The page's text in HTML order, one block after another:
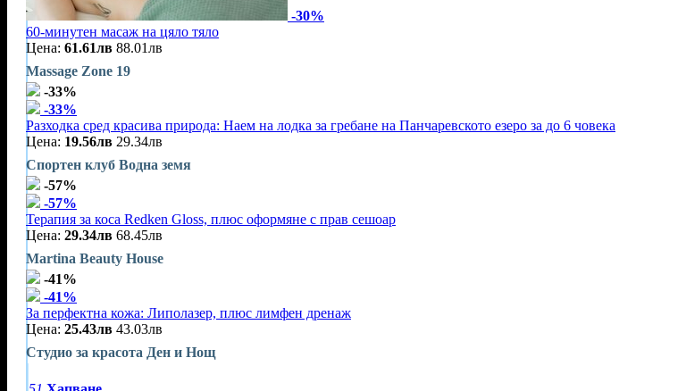
-30%
60-минутен масаж на цяло тяло
Цена: 61.61лв 88.01лв
Massage Zone 19
-33%
-33%
Разходка сред красива природа: Наем на лодка за гребане на Панчаревското езеро за до 6 човека
Цена: 19.56лв 29.34лв
Спортен клуб Водна земя
-57%
-57%
Терапия за коса Redken Gloss, плюс оформяне с прав сешоар
Цена: 29.34лв 68.45лв
Martina Beauty House
-41%
-41%
За перфектна кожа: Липолазер, плюс лимфен дренаж
Цена: 25.43лв 43.03лв
Студио за красота Ден и Нощ